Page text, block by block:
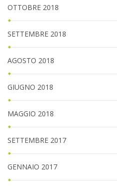
OTTOBRE 2018
SETTEMBRE 2018
AGOSTO 2018
GIUGNO 2018
MAGGIO 2018
SETTEMBRE 2017
GENNAIO 2017